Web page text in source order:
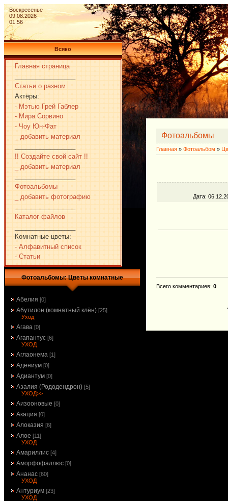
Воскресенье
09.08.2026
01:56
Всяко
Главная страница
Статьи о разном
Актёры:
- Мэтью Грей Габлер
- Мира Сорвино
- Чоу Юн-Фат
_ добавить материал
!! Создайте свой сайт !!
_ добавить материал
Фотоальбомы
_ добавить фотографию
Каталог файлов
Комнатные цветы:
- Алфавитный список
- Статьи
Фотоальбомы: Цветы комнатные
Абелия [0]
Абутилон (комнатный клён) [25]
Уход
Агава [0]
Агапантус [6]
УХОД
Аглаонема [1]
Адениум [0]
Адиантум [0]
Азалия (Рододендрон) [5]
УХОД>>
Аизооновые [0]
Акация [0]
Алоказия [6]
Алое [11]
УХОД
Амариллис [4]
Аморфофаллюс [0]
Ананас [60]
УХОД
Антуриум [23]
УХОД
Фотоальбомы
Главная » Фотоальбом »
Дата:
Всего комментариев: 0